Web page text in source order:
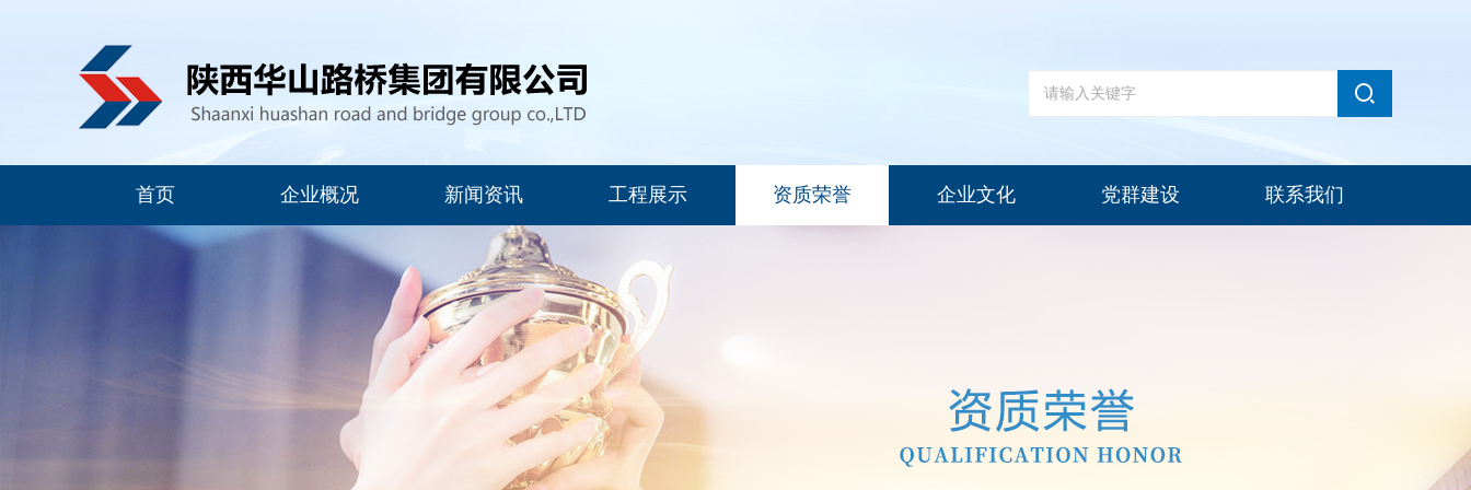
首页 企业概况 新闻资讯 工程展示 资质荣誉 企业文化 党群建设 联系我们